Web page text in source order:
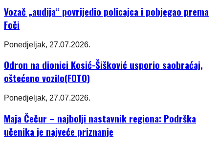
Vozač „audija“ povrijedio policajca i pobjegao prema
Foči
Ponedjeljak, 27.07.2026.
Odron na dionici Kosić-Šišković usporio saobraćaj,
oštećeno vozilo(FOTO)
Ponedjeljak, 27.07.2026.
Maja Čečur – najbolji nastavnik regiona: Podrška
učenika je najveće priznanje